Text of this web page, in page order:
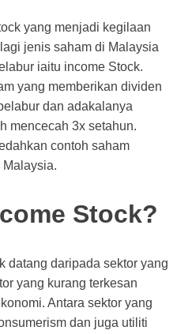
yang menjadi kegilaan
jenis saham di Malaysia
iaitu income Stock.
yang memberikan dividen
dan adakalanya
mencecah 3x setahun.
contoh saham
Malaysia.
Stock?
datang daripada sektor yang
yang kurang terkesan
Antara sektor yang
dan juga utiliti